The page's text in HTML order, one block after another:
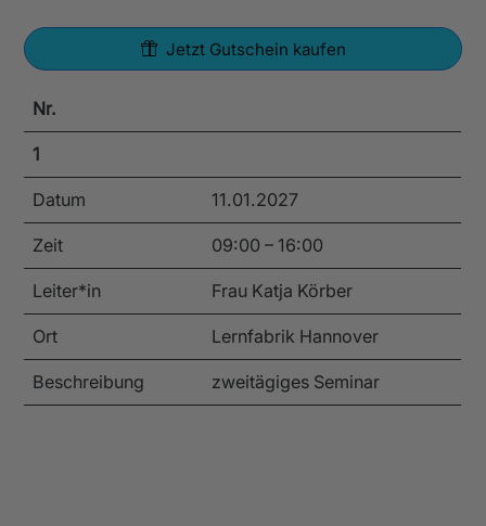
Jetzt Gutschein kaufen
Nr.
1
Datum 11.01.2027
Zeit 09:00 – 16:00
Leiter*in Frau Katja Körber
Ort Lernfabrik Hannover
Beschreibung zweitägiges Seminar